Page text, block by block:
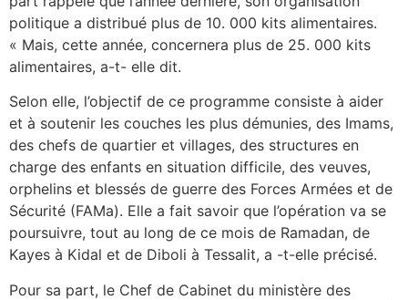
politique a distribué plus de 10. 000 kits alimentaires.
« Mais, cette année, concernera plus de 25. 000 kits
alimentaires, a-t- elle dit.
Selon elle, l’objectif de ce programme consiste à aider
et à soutenir les couches les plus démunies, des Imams,
des chefs de quartier et villages, des structures en
charge des enfants en situation difficile, des veuves,
orphelins et blessés de guerre des Forces Armées et de
Sécurité (FAMa). Elle a fait savoir que l’opération va se
poursuivre, tout au long de ce mois de Ramadan, de
Kayes à Kidal et de Diboli à Tessalit, a -t-elle précisé.
Pour sa part, le Chef de Cabinet du ministère des